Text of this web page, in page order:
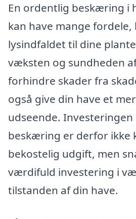
En ordentlig beskæring i
kan have mange
lysindfaldet til dine
væksten og sundheden
forhindre skader fra
også give din have et
udseende.
beskæring er derfor ikke
bekostelig udgift, men
værdifuld investering i
tilstanden af din have.